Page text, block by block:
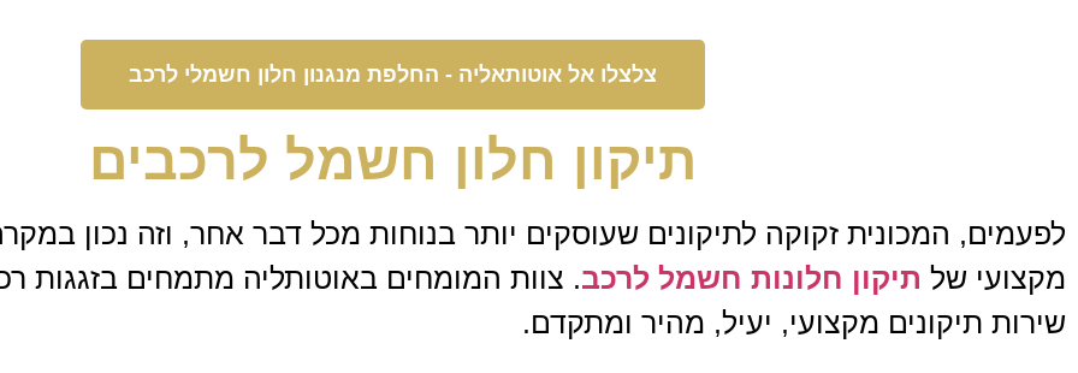
צלצלו אל אוטותאליה - החלפת מנגנון חלון חשמלי לרכב
תיקון חלון חשמל לרכבים
לפעמים, המכונית זקוקה לתיקונים שעוסקים יותר בנוחות מכל דבר אחר, וזה נכון
מקצועי של תיקון חלונות חשמל לרכב. צוות המומחים באוטותליה מתמחים בזגגות
שירות תיקונים מקצועי, יעיל, מהיר ומתקדם.